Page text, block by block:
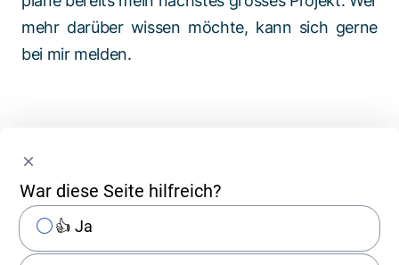
mehr darüber wissen möchte, kann sich gerne
bei mir melden.
Kolleg:innen wie Ádám zu
arbeiten?
War diese Seite hilfreich?
👍 Ja